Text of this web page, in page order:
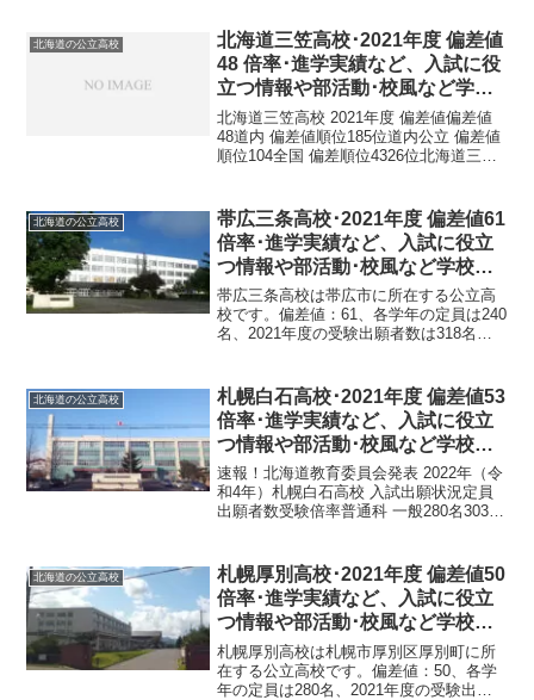
公立高校です。偏差値：39、各学年の...
北海道の公立高校
北海道三笠高校･2021年度 偏差値
48 倍率･進学実績など、入試に役
立つ情報や部活動･校風など学校
の特徴を調査しました。
北海道三笠高校 2021年度 偏差値偏差値
48道内 偏差値順位185位道内公立 偏差値
順位104全国 偏差順位4326位北海道三笠
３９７電話番号01267-...
北海道の公立高校
帯広三条高校･2021年度 偏差値61
倍率･進学実績など、入試に役立
つ情報や部活動･校風など学校の
特徴を調査しました。
帯広三条高校は帯広市に所在する公立高
校です。偏差値：61、各学年の定員は240
名、2021年度の受験出願者数は318名、
順位33位道内公立 偏差値順位19...
北海道の公立高校
札幌白石高校･2021年度 偏差値53
倍率･進学実績など、入試に役立
つ情報や部活動･校風など学校の
特徴を調査しました。
速報！北海道教育委員会発表 2022年（令
和4年）札幌白石高校 入試出願状況定員
出願者数受験倍率普通科 一般280名303名
石高校は札幌市白石区川北...
北海道の公立高校
札幌厚別高校･2021年度 偏差値50
倍率･進学実績など、入試に役立
つ情報や部活動･校風など学校の
特徴を調査しました。
札幌厚別高校は札幌市厚別区厚別町に所
在する公立高校です。偏差値：50、各学
年の定員は280名、2021年度の受験出願